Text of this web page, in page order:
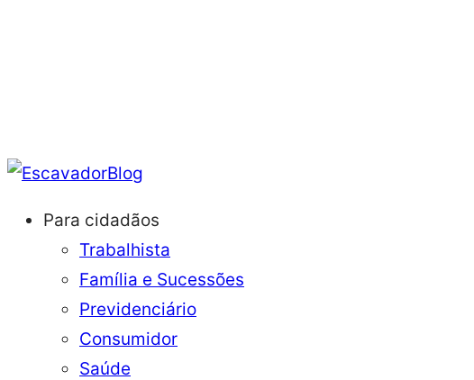
Blog
Para cidadãos
Trabalhista
Família e Sucessões
Previdenciário
Consumidor
Saúde